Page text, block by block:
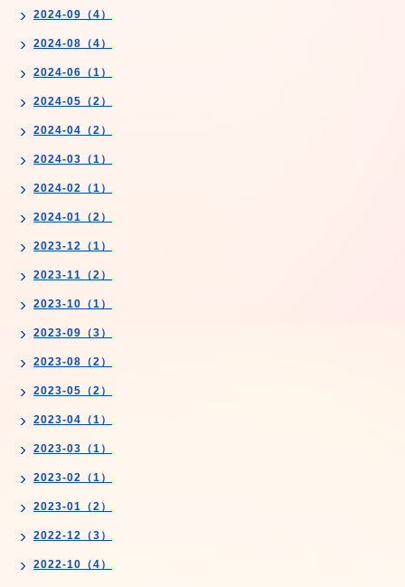
2024-09（4）
2024-08（4）
2024-06（1）
2024-05（2）
2024-04（2）
2024-03（1）
2024-02（1）
2024-01（2）
2023-12（1）
2023-11（2）
2023-10（1）
2023-09（3）
2023-08（2）
2023-05（2）
2023-04（1）
2023-03（1）
2023-02（1）
2023-01（2）
2022-12（3）
2022-10（4）